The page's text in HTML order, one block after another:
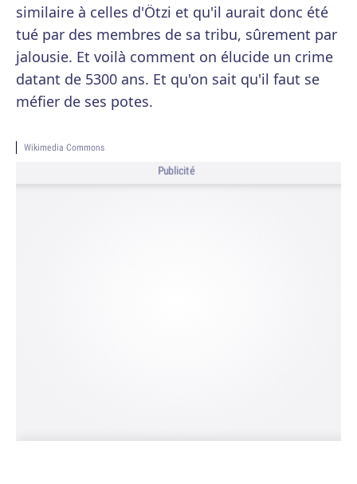
similaire à celles d'Ötzi et qu'il aurait donc été
tué par des membres de sa tribu, sûrement par
jalousie. Et voilà comment on élucide un crime
datant de 5300 ans. Et qu'on sait qu'il faut se
méfier de ses potes.
Wikimedia Commons
Publicité